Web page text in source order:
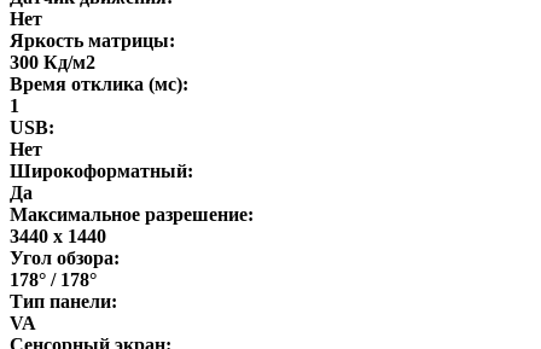
Нет
Яркость матрицы:
300 Кд/м2
Время отклика (мс):
1
USB:
Нет
Широкоформатный:
Да
Максимальное разрешение:
3440 x 1440
Угол обзора:
178° / 178°
Тип панели:
VA
Сенсорный экран: